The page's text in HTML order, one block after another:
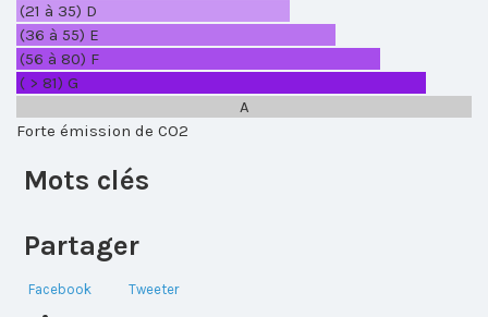
(21 à 35) D
(36 à 55) E
(56 à 80) F
( > 81) G
A
Forte émission de CO2
Mots clés
Partager
Facebook Tweeter